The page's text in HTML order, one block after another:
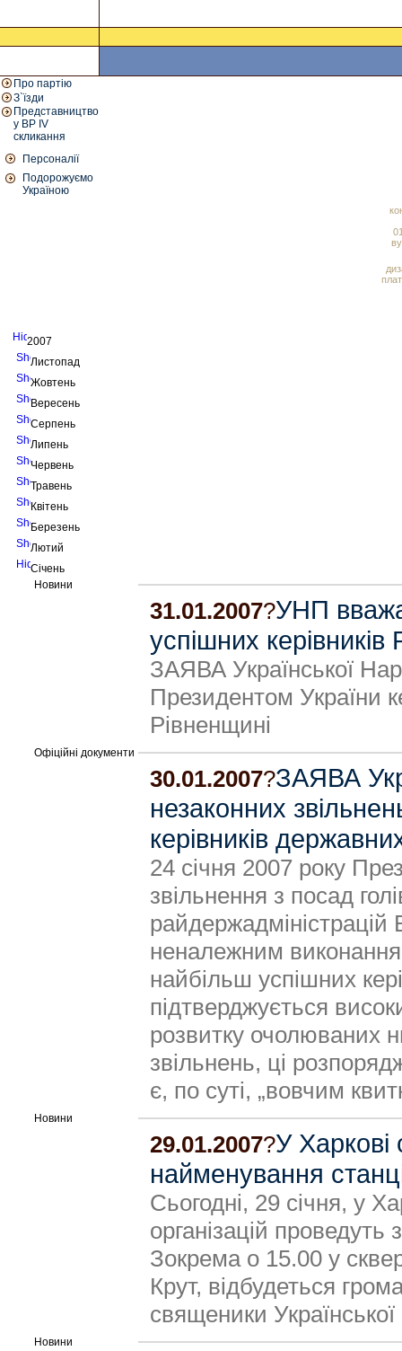
Про партію
З`їзди
Представництво
у ВР IV
скликання
Персоналії
Подорожуємо
Україною
2007
Листопад
Жовтень
Вересень
Серпень
Липень
Червень
Травень
Квітень
Березень
Лютий
Січень
Новини
31.01.2007?УНП
успішних
ЗАЯВА Української
Президентом України
Рівненщині
Офіційні документи
30.01.2007?ЗАЯВА
незаконних
керівників
24 січня 2007 року
звільнення з посад
неналежним
найбільш успішних
підтверджується
розвитку очолюваних
звільнень, ці
є, по суті, „вовчим
Новини
29.01.2007?У Харкові
найменування
Сьогодні, 29 січня, у
організацій
Зокрема о 15.00 у
Крут, відбудеться
священики
Новини